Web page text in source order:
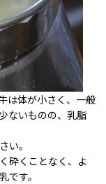
は体が小さく、一般
ないものの、乳脂
い。
砕くことなく、よ
です。